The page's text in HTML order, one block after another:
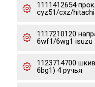
1111412654
cyz51/cxz/hitachi
1117210120
6wf1/6wg1 isuzu
1123714700
6bg1) 4 ручья